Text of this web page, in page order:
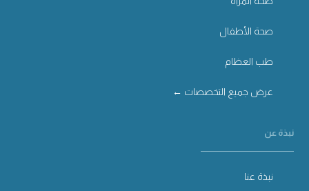
صحة الأطفال
طب العظام
عرض جميع التخصصات ←
نبذة عن
نبذة عنا